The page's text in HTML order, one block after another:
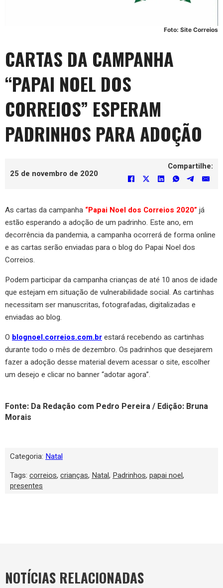
Foto: Site Correios
CARTAS DA CAMPANHA
“PAPAI NOEL DOS
CORREIOS” ESPERAM
PADRINHOS PARA ADOÇÃO
25 de novembro de 2020
Compartilhe:
As cartas da campanha “Papai Noel dos Correios 2020” já
estão esperando a adoção de um padrinho. Este ano, em
decorrência da pandemia, a campanha ocorrerá de forma online
e as cartas serão enviadas para o blog do Papai Noel dos
Correios.
Podem participar da campanha crianças de até 10 anos de idade
que estejam em situação de vulnerabilidade social. As cartinhas
necessitam ser manuscritas, fotografadas, digitalizadas e
enviadas ao blog.
O blognoel.correios.com.brestará recebendo as cartinhas
durante todo o mês de dezembro. Os padrinhos que desejarem
fazer a adoção desse material devem acessar o site, escolher
um desejo e clicar no banner “adotar agora”.
Fonte: Da Redação com Pedro Pereira / Edição: Bruna
Morais
Categoria: Natal
Tags: correios, crianças, Natal, Padrinhos, papai noel,
presentes
NOTÍCIAS RELACIONADAS